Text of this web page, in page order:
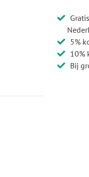
5%
10%
Bij